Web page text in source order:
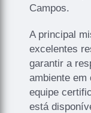
Campos.
A principal
excelentes
garantir a
ambiente em
equipe
está